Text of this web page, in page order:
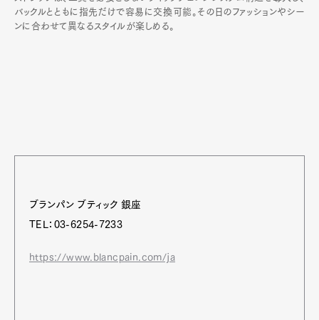
バックルとともに指先だけで容易に交換可能。その日のファッションやシー
ンに合わせて異なるスタイルが楽しめる。
ブランパン ブティック 銀座
TEL：03-6254-7233
https://www.blancpain.com/ja